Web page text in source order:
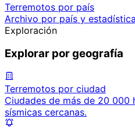
Terremotos por país
Archivo por país y
Exploración
Explorar por geografía
Terremotos por ciudad
Ciudades de más de 20
sísmicas cercanas.